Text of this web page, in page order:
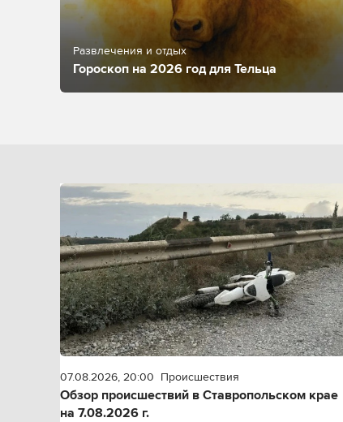
Развлечения и отдых
Гороскоп на 2026 год для Тельца
07.08.2026, 20:00 Происшествия
Обзор происшествий в Ставропольском крае
на 7.08.2026 г.